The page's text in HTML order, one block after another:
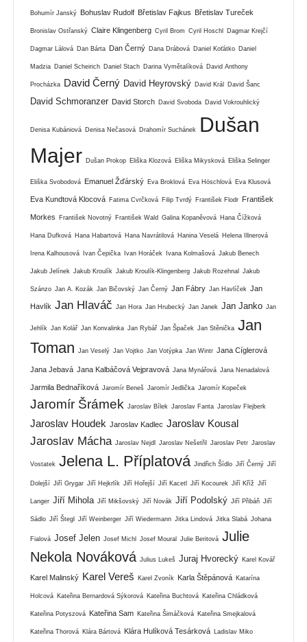
Bohumír Janský Bohuslav Rudolf Břetislav Fajkus Břetislav Tureček
Bronislav Ostřanský Claire Klingenberg Cyril Brom Cyril Hoschl Dagmar Krejčí
Dagmar Lálová Dan Bárta Dan Černý Dana Drábová Daniel Koťátko Daniel
Madzia Daniel Scheirich Daniel Stach Darina Vymětalíková David Anthony
Procházka David Černý David Heyrovský David Král David Šanc
David Schmoranzer David Storch David Svoboda David Vokrouhlický
Denisa Kubániová Denisa Nečasová Drahomír Suchánek
Dušan
Majer Dušan Prokop Eliška Klozová Eliška Mikysková Eliška Selinger
Eliška Svobodová Emanuel Žďárský Eva Broklová Eva Höschlová Eva Klusová
Eva Kundtová Klocová Fatima Cvrčková Filip Tvrdý František Flodr František
Morkes František Novotný František Wald Galina Kopaněvová Hana Čížková
Hana Dufková Hana Habartová Hana Navrátilová Hanina Veselá Helena Illnerová
Irena Kalhousová Ivan Čepička Ivan Horáček Ivana Kolmašová Jakub Benech
Jakub Jelínek Jakub Kroulík Jakub Kroulík-Klingenberg Jakub Rozehnal Jakub
Szánzo Jan A. Kozák Jan Bičovský Jan Černý Jan Fábry Jan Havlíček Jan
Havlík Jan Hlaváč Jan Hora Jan Hrubecký Jan Janek Jan Janko Jan
Jehlík Jan Kolář Jan Konvalinka Jan Rybář Jan Špaček Jan Stěnička Jan
Toman
Jan Veselý Jan Vojtko Jan Votýpka Jan Wintr Jana Cíglerová
Jana Jebavá Jana Kalbáčová Vejpravová Jana Mynářová Jana Nenadalová
Jarmila Bednaříková Jaromír Beneš Jaromír Jedlička Jaromír Kopeček
Jaromír Šrámek Jaroslav Bílek Jaroslav Fanta Jaroslav Flejberk
Jaroslav Houdek Jaroslav Kadlec Jaroslav Kousal
Jaroslav Mácha Jaroslav Nejdl Jaroslav Nešetřil Jaroslav Petr Jaroslav
Vostatek Jelena L. Příplatová Jindřich Šídlo Jiří Černý Jiří
Dolejší Jiří Grygar Jiří Hejkrlík Jiří Hořejší Jiří Kacetl Jiří Kocourek Jiří Kříž Jiří
Langer Jiří Mihola Jiří Mikšovský Jiří Novák Jiří Podolský Jiří Přibáň Jiří
Sádlo Jiří Štegl Jiří Weinberger Jiří Wiedermann Jitka Lindová Jitka Slabá Johana
Fialová Josef Jelen Josef Michl Josef Moural Julie Beritová Julie
Nekola Nováková Julius Lukeš Juraj Hvorecký Karel Kovář
Karel Malinský Karel Vereš Karel Zvoník Karla Štěpánová Katarína
Holcová Kateřina Bernardová Sýkorová Kateřina Buchtová Kateřina Chládková
Kateřina Potyszová Kateřina Sam Kateřina Šimáčková Kateřina Smejkalová
Kateřina Thorová Klára Bártová Klára Hulíková Tesárková Ladislav Miko